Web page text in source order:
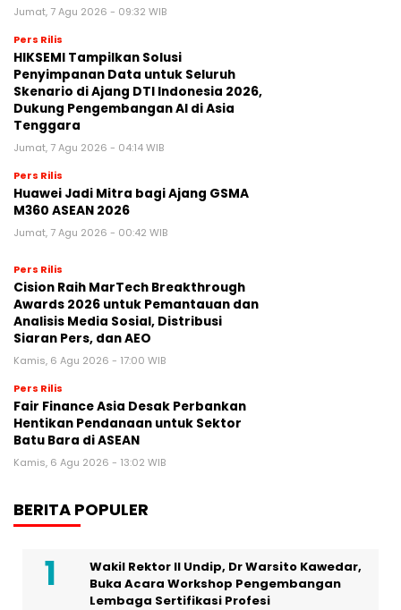
Jumat, 7 Agu 2026 - 09:32 WIB
Pers Rilis
HIKSEMI Tampilkan Solusi
Penyimpanan Data untuk Seluruh
Skenario di Ajang DTI Indonesia 2026,
Dukung Pengembangan AI di Asia
Tenggara
Jumat, 7 Agu 2026 - 04:14 WIB
Pers Rilis
Huawei Jadi Mitra bagi Ajang GSMA
M360 ASEAN 2026
Jumat, 7 Agu 2026 - 00:42 WIB
Pers Rilis
Cision Raih MarTech Breakthrough
Awards 2026 untuk Pemantauan dan
Analisis Media Sosial, Distribusi
Siaran Pers, dan AEO
Kamis, 6 Agu 2026 - 17:00 WIB
Pers Rilis
Fair Finance Asia Desak Perbankan
Hentikan Pendanaan untuk Sektor
Batu Bara di ASEAN
Kamis, 6 Agu 2026 - 13:02 WIB
BERITA POPULER
Wakil Rektor II Undip, Dr Warsito Kawedar,
Buka Acara Workshop Pengembangan
Lembaga Sertifikasi Profesi